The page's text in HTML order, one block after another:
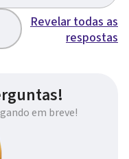
Revelar todas as
respostas
em breve!